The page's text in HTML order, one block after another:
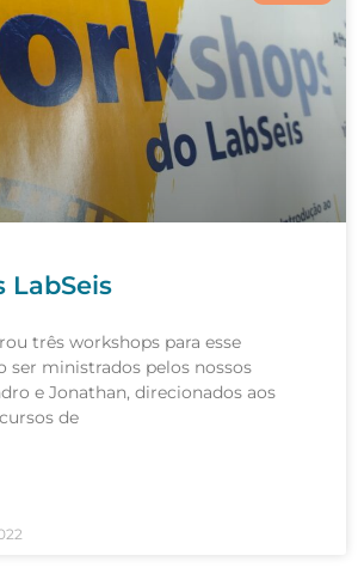
LabSeis
três workshops para esse
ser ministrados pelos nossos
e Jonathan, direcionados aos
de